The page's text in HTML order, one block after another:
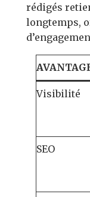
rédigés
longtemps,
Visibilité
SEO